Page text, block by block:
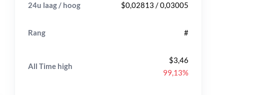
24u laag / hoog $0,02813 / 0,03005
Rang #
All Time high
$3,46
99,13%